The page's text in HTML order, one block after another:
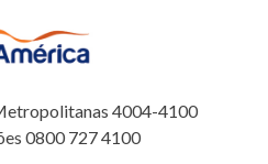
4004-4100
0800 727 4100